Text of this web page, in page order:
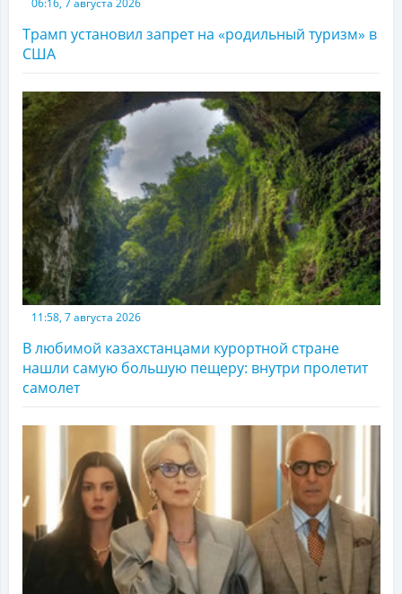
Трамп установил запрет на «родильный туризм» в
США
11:58, 7 августа 2026
В любимой казахстанцами курортной стране
нашли самую большую пещеру: внутри пролетит
самолет